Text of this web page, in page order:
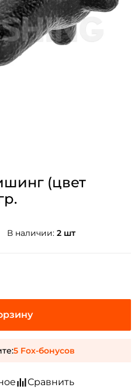
(цвет
В наличии: 2 шт
5 Fox-бонусов